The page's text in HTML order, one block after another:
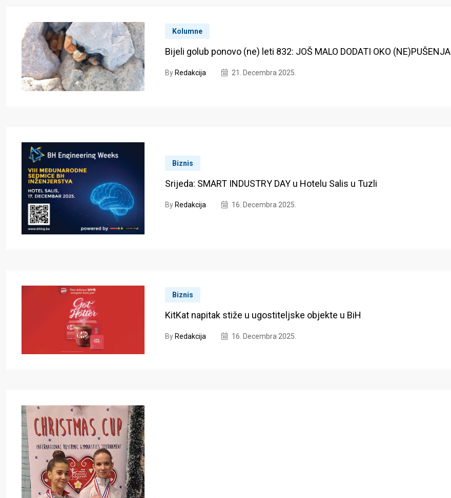
Kolumne
Bijeli golub ponovo (ne) leti 832: JOŠ MALO DODATI OKO (NE)PUŠENJA
By Redakcija 21. Decembra 2025.
Biznis
Srijeda: SMART INDUSTRY DAY u Hotelu Salis u Tuzli
By Redakcija 16. Decembra 2025.
Biznis
KitKat napitak stiže u ugostiteljske objekte u BiH
ByRedakcija 16. Decembra 2025.